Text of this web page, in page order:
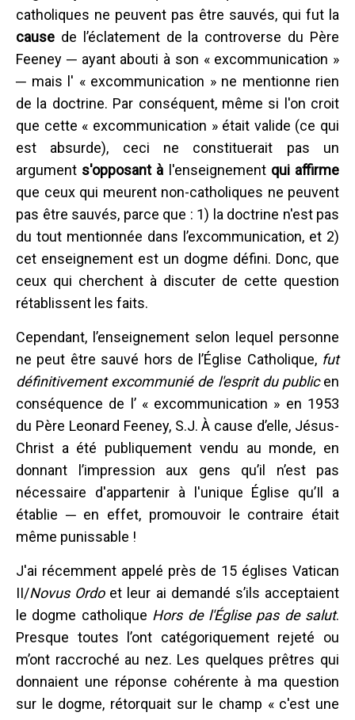
catholiques ne peuvent pas être sauvés, qui fut la
cause de l’éclatement de la controverse du Père
Feeney ─ ayant abouti à son « excommunication »
─ mais l' « excommunication » ne mentionne rien
de la doctrine. Par conséquent, même si l'on croit
que cette « excommunication » était valide (ce qui
est absurde), ceci ne constituerait pas un
argument s'opposant à l'enseignement qui affirme
que ceux qui meurent non-catholiques ne peuvent
pas être sauvés, parce que : 1) la doctrine n'est pas
du tout mentionnée dans l’excommunication, et 2)
cet enseignement est un dogme défini. Donc, que
ceux qui cherchent à discuter de cette question
rétablissent les faits.
Cependant, l’enseignement selon lequel personne
ne peut être sauvé hors de l’Église Catholique, fut
définitivement excommunié de l'esprit du publicen
conséquence de l’ « excommunication » en 1953
du Père Leonard Feeney, S.J. À cause d’elle, Jésus-
Christ a été publiquement vendu au monde, en
donnant l’impression aux gens qu’il n’est pas
nécessaire d'appartenir à l'unique Église qu’Il a
établie ─ en effet, promouvoir le contraire était
même punissable !
J'ai récemment appelé près de 15 églises Vatican
II/Novus Ordoet leur ai demandé s’ils acceptaient
le dogme catholique Hors de l'Église pas de salut.
Presque toutes l’ont catégoriquement rejeté ou
m’ont raccroché au nez. Les quelques prêtres qui
donnaient une réponse cohérente à ma question
sur le dogme, rétorquait sur le champ « c'est une